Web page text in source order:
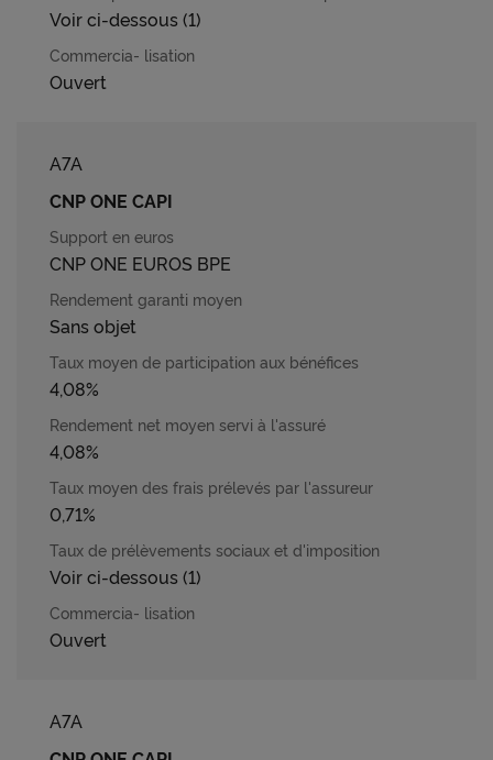
Voir ci-dessous (1)
Ouvert
A7A
CNP ONE CAPI
CNP ONE EUROS BPE
Sans objet
4,08%
4,08%
0,71%
Voir ci-dessous (1)
Ouvert
A7A